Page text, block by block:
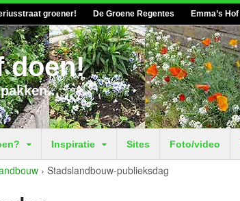
groener! De Groene Regentes Emma’s Hof
doen!
Inspiratie Sites Foto/video
› Stadslandbouw-publieksdag